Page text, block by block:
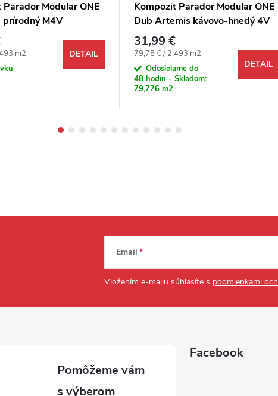
Modular ONE
prírodný M4V
m2
DETAIL
Kompozit Parador Modular ONE
Dub Artemis kávovo-hnedý 4V
31,99 €
Jednotková cena:
79,75 € / 2.493 m2
Odosielame do
48 hodín - Skladom:
79,776 m2
DETAIL
Email
Vložením e-mailu súhlasíte s podmienkami
Facebook